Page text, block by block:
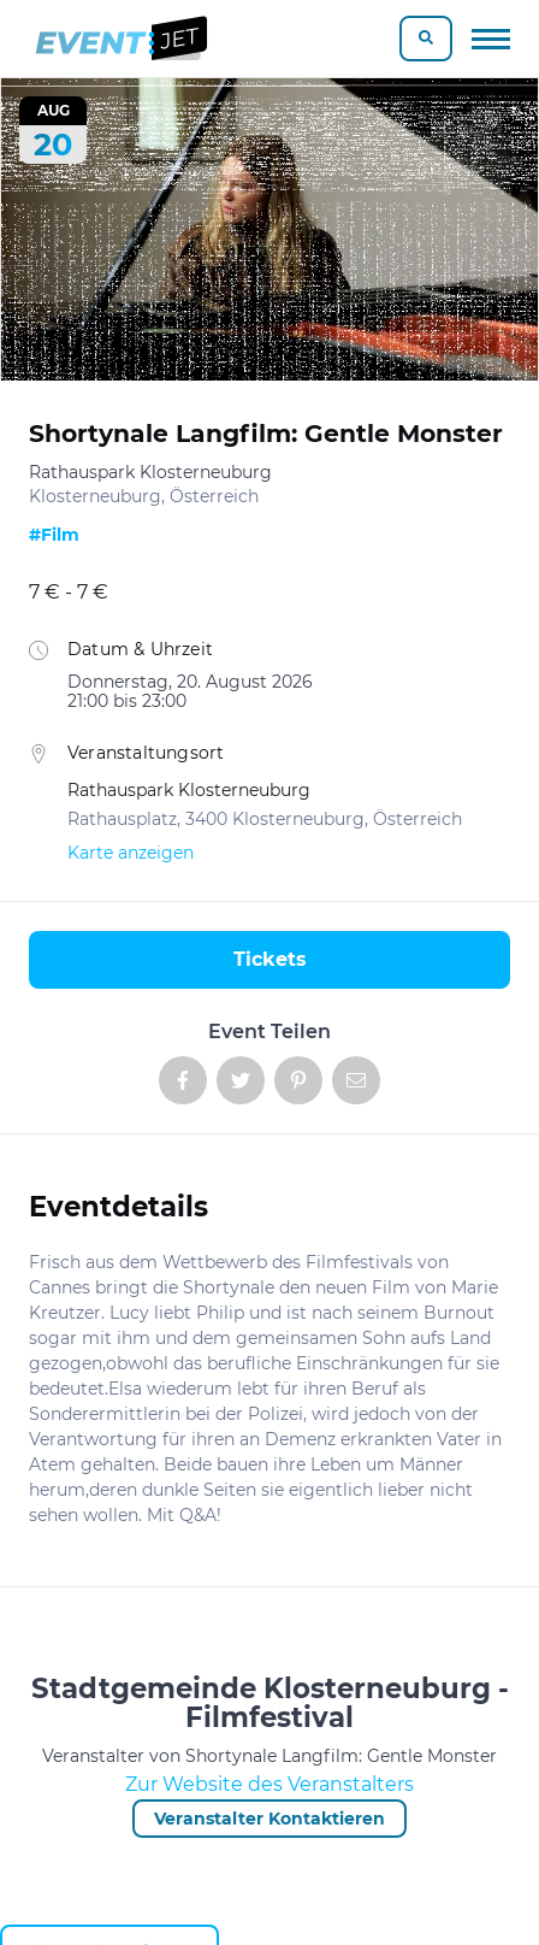
AUG
20
Shortynale Langfilm: Gentle Monster
Rathauspark Klosterneuburg
Klosterneuburg, Österreich
#Film
7 € - 7 €
Datum & Uhrzeit
Donnerstag, 20. August 2026
21:00 bis 23:00
Veranstaltungsort
Rathauspark Klosterneuburg
Rathausplatz, 3400 Klosterneuburg, Österreich
Karte anzeigen
Event Teilen
Tickets
Informationen
Eventdetails
Frisch aus dem Wettbewerb des Filmfestivals von
Cannes bringt die Shortynale den neuen Film von Marie
Kreutzer. Lucy liebt Philip und ist nach seinem Burnout
sogar mit ihm und dem gemeinsamen Sohn aufs Land
gezogen,obwohl das berufliche Einschränkungen für sie
bedeutet.Elsa wiederum lebt für ihren Beruf als
Sonderermittlerin bei der Polizei, wird jedoch von der
Verantwortung für ihren an Demenz erkrankten Vater in
Atem gehalten. Beide bauen ihre Leben um Männer
herum,deren dunkle Seiten sie eigentlich lieber nicht
sehen wollen. Mit Q&A!
Stadtgemeinde Klosterneuburg -
Filmfestival
Veranstalter von Shortynale Langfilm: Gentle Monster
Zur Website des Veranstalters
Veranstalter Kontaktieren